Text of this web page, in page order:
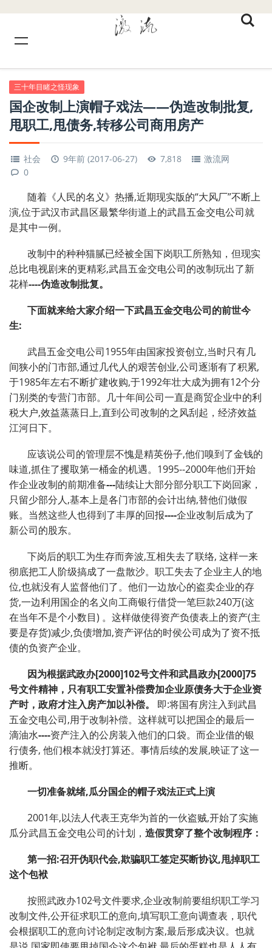
三十年目睹之怪现象
国企改制上演帽子戏法——伪造改制批复,
甩职工,甩债务,转移公司商用房产
社会 9年前 (2017-06-27) 7,818
激流网
0
随着《人民的名义》热播,近期现实版的“大风厂”不断上
演,位于武汉市武昌区最繁华街道上的武昌五金交电公司就
是其中一例。
改制中的种种猫腻已经被全国下岗职工所熟知，但现实
总比电视剧来的更精彩,武昌五金交电公司的改制玩出了新
花样----伪造改制批复。
下面就来给大家介绍一下武昌五金交电公司的前世今
生:
武昌五金交电公司1955年由国家投资创立,当时只有几
间狭小的门市部,通过几代人的艰苦创业,公司逐渐有了积累,
于1985年左右不断扩建收购,于1992年壮大成为拥有12个分
门别类的专营门市部。几十年间公司一直是商贸企业中的利
税大户,效益蒸蒸日上,直到公司改制的之风刮起，经济效益
江河日下。
应该说公司的管理层不愧是精英份子,他们嗅到了金钱的
味道,抓住了攫取第一桶金的机遇。1995--2000年他们开始
作企业改制的前期准备---陆续让大部分部分职工下岗回家，
只留少部分人,基本上是各门市部的会计出纳,替他们做假
账。当然这些人也得到了丰厚的回报----企业改制后成为了
新公司的股东。
下岗后的职工为生存而奔波,互相失去了联络, 这样一来
彻底把工人阶级搞成了一盘散沙。职工失去了企业主人的地
位,也就没有人监督他们了。他们一边放心的盗卖企业的存
货,一边利用国企的名义向工商银行借贷一笔巨款240万(这
在当年不是个小数目) 。这样做使得资产负债表上的资产(主
要是存货)减少,负债增加,资产评估的时侯公司成为了资不抵
债的负资产企业。
因为根据武政办[2000]102号文件和武昌政办[2000]75
号文件精神，只有职工安置补偿费加企业原债务大于企业资
产时，政府才注入房产加以补偿。
即:将国有房注入到武昌
五金交电公司,用于改制补偿。这样就可以把国企的最后一
滴油水----资产注入的公房装入他们的口袋。而企业借的银
行债务, 他们根本就没打算还。事情后续的发展,映证了这一
推断。
一切准备就绪,瓜分国企的帽子戏法正式上演
2001年,以法人代表王克华为首的一伙盗贼,开始了实施
瓜分武昌五金交电公司的计划， 造假贯穿了整个改制程序：
第一招:召开伪职代会,欺骗职工签定买断协议,甩掉职工
这个包袱
按照武政办102号文件要求,企业改制前要组织职工学习
改制文件,公开征求职工的意向,填写职工意向调查表，职代
会根据职工的意向讨论制定改制方案,最后形成决议。也就